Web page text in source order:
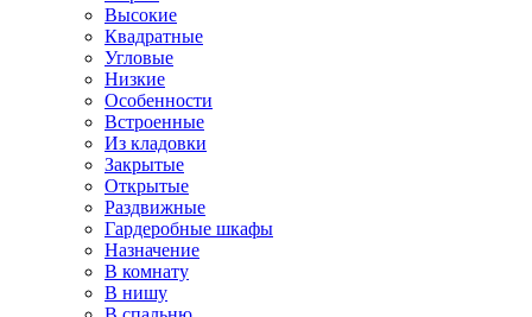
Высокие
Квадратные
Угловые
Низкие
Особенности
Встроенные
Из кладовки
Закрытые
Открытые
Раздвижные
Гардеробные шкафы
Назначение
В комнату
В нишу